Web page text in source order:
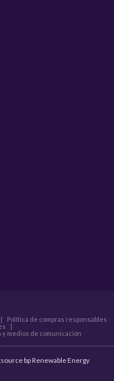
Política de compras responsables
y medios de comunicación
bp Renewable Energy